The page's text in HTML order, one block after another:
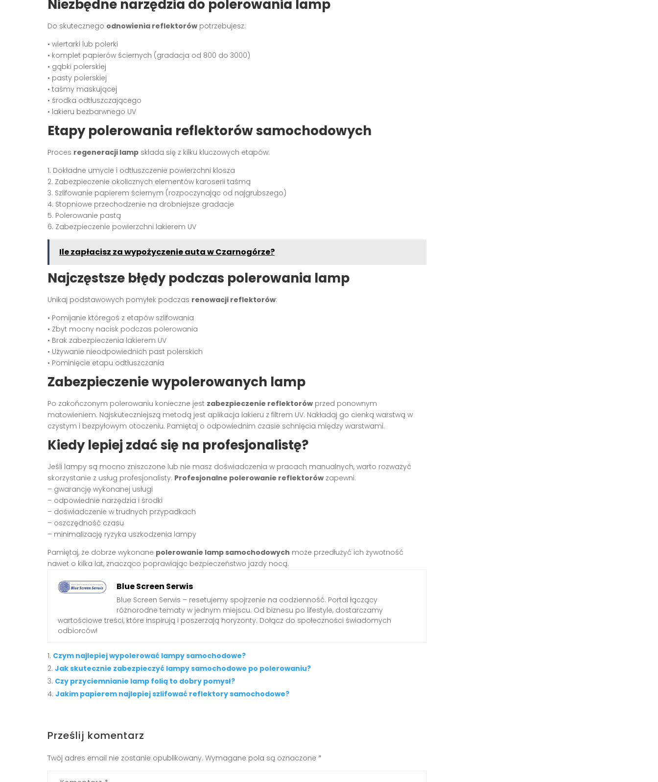
Niezbędne narzędzia do polerowania lamp
Do skutecznego odnowienia reflektorów potrzebujesz:
• wiertarki lub polerki
• komplet papierów ściernych (gradacja od 800 do 3000)
• gąbki polerskiej
• pasty polerskiej
• taśmy maskującej
• środka odtłuszczającego
• lakieru bezbarwnego UV
Etapy polerowania reflektorów samochodowych
Proces regeneracji lamp składa się z kilku kluczowych etapów:
1. Dokładne umycie i odtłuszczenie powierzchni klosza
2. Zabezpieczenie okolicznych elementów karoserii taśmą
3. Szlifowanie papierem ściernym (rozpoczynając od najgrubszego)
4. Stopniowe przechodzenie na drobniejsze gradacje
5. Polerowanie pastą
6. Zabezpieczenie powierzchni lakierem UV
Ile zapłacisz za wypożyczenie auta w Czarnogórze?
Najczęstsze błędy podczas polerowania lamp
Unikaj podstawowych pomyłek podczas renowacji reflektorów:
• Pomijanie któregoś z etapów szlifowania
• Zbyt mocny nacisk podczas polerowania
• Brak zabezpieczenia lakierem UV
• Używanie nieodpowiednich past polerskich
• Pominięcie etapu odtłuszczania
Zabezpieczenie wypolerowanych lamp
Po zakończonym polerowaniu konieczne jest zabezpieczenie reflektorów przed ponownym
matowieniem. Najskuteczniejszą metodą jest aplikacja lakieru z filtrem UV. Nakładaj go cienką warstwą w
czystym i bezpyłowym otoczeniu. Pamiętaj o odpowiednim czasie schnięcia między warstwami.
Kiedy lepiej zdać się na profesjonalistę?
Jeśli lampy są mocno zniszczone lub nie masz doświadczenia w pracach manualnych, warto rozważyć
skorzystanie z usług profesjonalisty. Profesjonalne polerowanie reflektorów zapewni:
– gwarancję wykonanej usługi
– odpowiednie narzędzia i środki
– doświadczenie w trudnych przypadkach
– oszczędność czasu
– minimalizację ryzyka uszkodzenia lampy
Pamiętaj, że dobrze wykonane polerowanie lamp samochodowych może przedłużyć ich żywotność
nawet o kilka lat, znacząco poprawiając bezpieczeństwo jazdy nocą.
Blue Screen Serwis
Blue Screen Serwis – resetujemy spojrzenie na codzienność. Portal łączący
różnorodne tematy w jednym miejscu. Od biznesu po lifestyle, dostarczamy
wartościowe treści, które inspirują i poszerzają horyzonty. Dołącz do społeczności świadomych
odbiorców!
Czym najlepiej wypolerować lampy samochodowe?
Jak skutecznie zabezpieczyć lampy samochodowe po polerowaniu?
Czy przyciemnianie lamp folią to dobry pomysł?
Jakim papierem najlepiej szlifować reflektory samochodowe?
Prześlij komentarz
Twój adres email nie zostanie opublikowany. Wymagane pola są oznaczone *